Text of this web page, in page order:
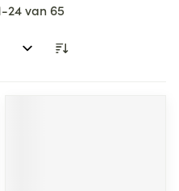
-24van 65